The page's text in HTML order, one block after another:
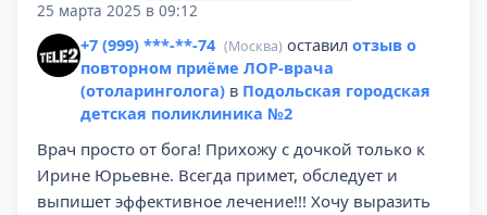
25 марта 2025 в 09:12
+7 (999) ***-**-74 (Москва) оставил отзыв о
повторном приёме ЛОР-врача
(отоларинголога) в Подольская городская
детская поликлиника №2
Врач просто от бога! Прихожу с дочкой только к
Ирине Юрьевне. Всегда примет, обследует и
выпишет эффективное лечение!!! Хочу выразить